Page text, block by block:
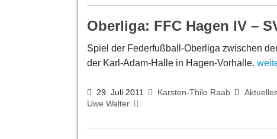
Oberliga: FFC Hagen IV –
Spiel der Federfußball-Oberliga zwischen
der Karl-Adam-Halle in Hagen-Vorhalle.
29. Juli 2011 Karsten-Thilo Raab
Uwe Walter